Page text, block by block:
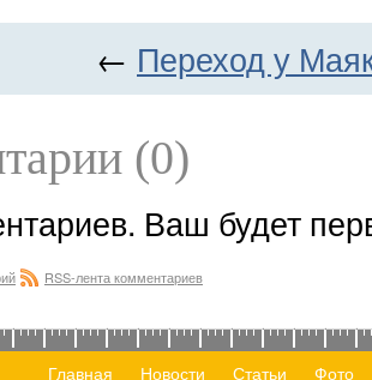
← Переход у
(0)
Ваш будет
RSS-лента комментариев
Главная Новости Статьи Фото